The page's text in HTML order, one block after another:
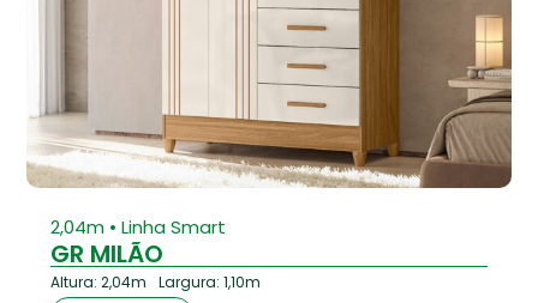
⁠2,04m • Linha Smart
GR MILÃO
Altura: 2,04m
Largura: 1,10m